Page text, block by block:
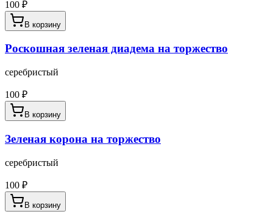
100 ₽
В корзину
Роскошная зеленая диадема на торжество
серебристый
100 ₽
В корзину
Зеленая корона на торжество
серебристый
100 ₽
В корзину